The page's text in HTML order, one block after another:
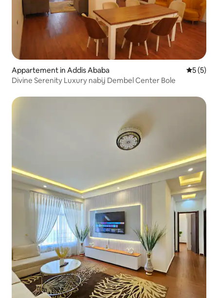
Appartement in Addis Ababa
5 (5)
Divine Serenity Luxury nabij Dembel Center Bole